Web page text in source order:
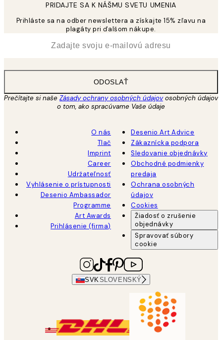
PRIDAJTE SA K NÁŠMU SVETU UMENIA
Prihláste sa na odber newslettera a získajte 15% zľavu na
plagáty pri ďalšom nákupe.
ODOSLAŤ
Prečítajte si naše Zásady ochrany osobných údajovosobných údajov
o tom, ako spracúvame Vaše údaje
O nás
Tlač
Imprint
Career
Udržateľnosť
Vyhlásenie o prístupnosti
Desenio Ambassador
Programme
Art Awards
Prihlásenie (firma)
Desenio Art Advice
Zákaznícka podpora
Sledovanie objednávky
Obchodné podmienky
predaja
Ochrana osobných
údajov
Cookies
Žiadosť o zrušenie
objednávky
Spravovať súbory
cookie
SVK SLOVENSKÝ